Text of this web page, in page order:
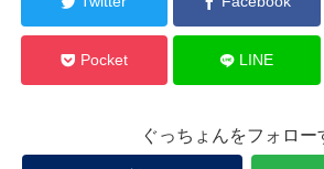
Pocket LINE
ぐっちょんをフォロー